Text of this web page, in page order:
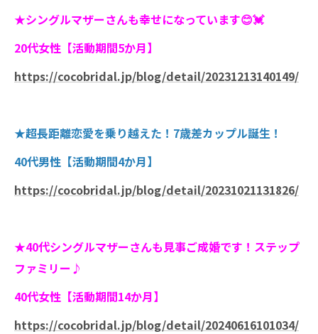
★シングルマザーさんも幸せになっています😊💓
20代女性【活動期間5か月】
https://cocobridal.jp/blog/detail/20231213140149/
★超長距離恋愛を乗り越えた！7歳差カップル誕生！
40代男性【活動期間4か月】
https://cocobridal.jp/blog/detail/20231021131826/
★40代シングルマザーさんも見事ご成婚です！ステップ
ファミリー♪
40代女性【活動期間14か月】
https://cocobridal.jp/blog/detail/20240616101034/